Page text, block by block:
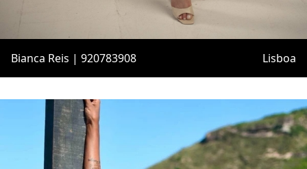
Bianca Reis | 920783908 Lisboa